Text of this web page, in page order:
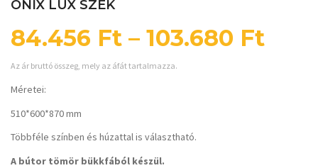
ONIX LUX SZÉK
84.456 Ft – 103.680 Ft
Az ár bruttó összeg, mely az áfát tartalmazza.
Méretei:
510*600*870 mm
Többféle színben és húzattal is választható.
A bútor tömör bükkfából készül.